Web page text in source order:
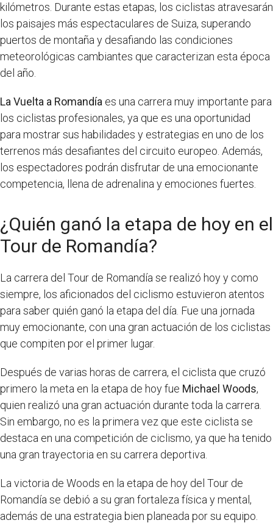
kilómetros. Durante estas etapas, los ciclistas atravesarán
los paisajes más espectaculares de Suiza, superando
puertos de montaña y desafiando las condiciones
meteorológicas cambiantes que caracterizan esta época
del año.
La Vuelta a Romandía es una carrera muy importante para
los ciclistas profesionales, ya que es una oportunidad
para mostrar sus habilidades y estrategias en uno de los
terrenos más desafiantes del circuito europeo. Además,
los espectadores podrán disfrutar de una emocionante
competencia, llena de adrenalina y emociones fuertes.
¿Quién ganó la etapa de hoy en el
Tour de Romandía?
La carrera del Tour de Romandía se realizó hoy y como
siempre, los aficionados del ciclismo estuvieron atentos
para saber quién ganó la etapa del día. Fue una jornada
muy emocionante, con una gran actuación de los ciclistas
que compiten por el primer lugar.
Después de varias horas de carrera, el ciclista que cruzó
primero la meta en la etapa de hoy fue Michael Woods,
quien realizó una gran actuación durante toda la carrera.
Sin embargo, no es la primera vez que este ciclista se
destaca en una competición de ciclismo, ya que ha tenido
una gran trayectoria en su carrera deportiva.
La victoria de Woods en la etapa de hoy del Tour de
Romandía se debió a su gran fortaleza física y mental,
además de una estrategia bien planeada por su equipo.